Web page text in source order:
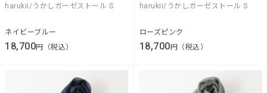
harukii/うかしガーゼストール S
ネイビーブルー
18,700円（税込）
harukii/うかしガーゼストール S
ローズピンク
18,700 円（税込）